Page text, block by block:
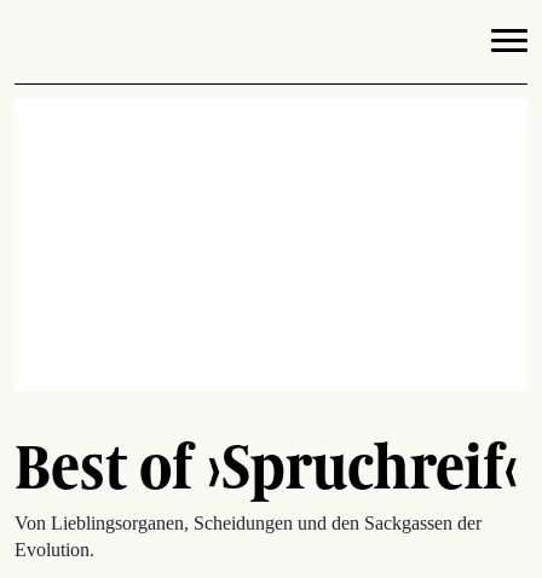
Best of ›Spruchreif‹
Von Lieblingsorganen, Scheidungen und den Sackgassen der
Evolution.